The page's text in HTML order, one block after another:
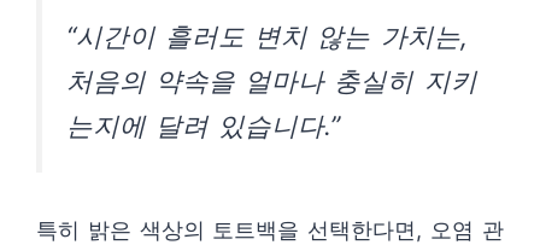
“시간이 흘러도 변치 않는 가치는,
처음의 약속을 얼마나 충실히 지키
는지에 달려 있습니다.”
특히 밝은 색상의 토트백을 선택한다면, 오염 관